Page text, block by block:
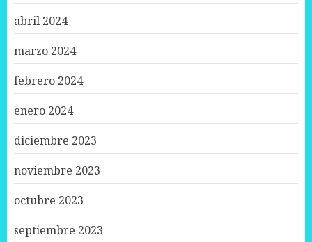
abril 2024
marzo 2024
febrero 2024
enero 2024
diciembre 2023
noviembre 2023
octubre 2023
septiembre 2023